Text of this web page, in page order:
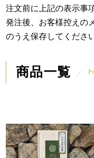
注文前に上記の表示事
発注後、お客様控えの
のうえ保存してください
商品一覧